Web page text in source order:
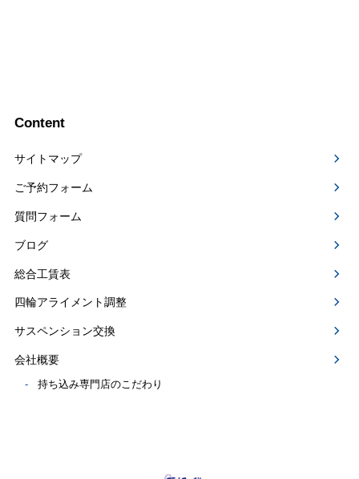
Content
サイトマップ
ご予約フォーム
質問フォーム
ブログ
総合工賃表
四輪アライメント調整
サスペンション交換
会社概要
持ち込み専門店のこだわり